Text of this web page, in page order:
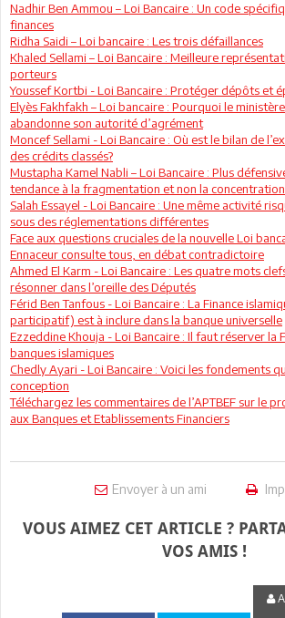
Nadhir Ben Ammou – Loi Bancaire : Un code
finances
Ridha Saidi – Loi bancaire : Les trois défaillances
Khaled Sellami – Loi Bancaire : Meilleure
porteurs
Youssef Kortbi - Loi Bancaire : Protéger dépôts et
Elyès Fakhfakh – Loi bancaire : Pourquoi le
abandonne son autorité d’agrément
Moncef Sellami - Loi Bancaire : Où est le bilan de
des crédits classés?
Mustapha Kamel Nabli – Loi Bancaire : Plus
tendance à la fragmentation et non la concentration
Salah Essayel - Loi Bancaire : Une même activité
sous des réglementations différentes
Face aux questions cruciales de la nouvelle Loi
Ennaceur consulte tous, en débat contradictoire
Ahmed El Karm - Loi Bancaire : Les quatre mots
résonner dans l’oreille des Députés
Férid Ben Tanfous - Loi Bancaire : La Finance
participatif) est à inclure dans la banque universelle
Ezzeddine Khouja - Loi Bancaire : Il faut réserver la
banques islamiques
Chedly Ayari - Loi Bancaire : Voici les fondements
conception
Téléchargez les commentaires de l’APTBEF sur le
aux Banques et Etablissements Financiers
Envoyer à un ami
VOUS AIMEZ CET ARTICLE ?
VOS AMIS !